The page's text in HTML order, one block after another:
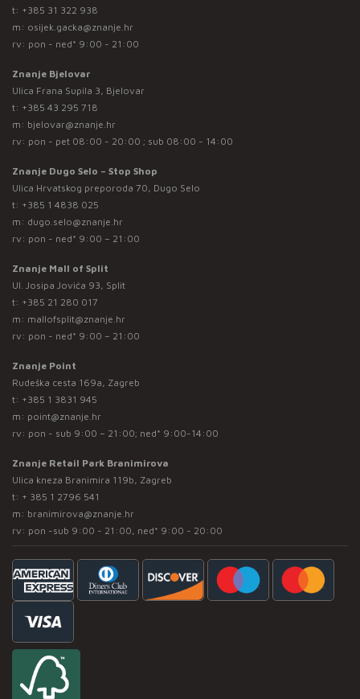
t: +385 31 322 938
m: osijek.gacka@znanje.hr
rv: pon - ned* 9:00 - 21:00
Znanje Bjelovar
Ulica Frana Supila 3, Bjelovar
t: +385 43 295 718
m: bjelovar@znanje.hr
rv: pon - pet 08:00 - 20:00 ; sub 08:00 - 14:00
Znanje Dugo Selo – Stop Shop
Ulica Hrvatskog preporoda 70, Dugo Selo
t: +385 1 4838 025
m: dugo.selo@znanje.hr
rv: pon - ned* 9:00 – 21:00
Znanje Mall of Split
Ul. Josipa Jovića 93, Split
t: +385 21 280 017
m: mallofsplit@znanje.hr
rv: pon - ned* 9:00 – 21:00
Znanje Point
Rudeška cesta 169a, Zagreb
t: +385 1 3831 945
m: point@znanje.hr
rv: pon - sub 9:00 – 21:00; ned* 9:00-14:00
Znanje Retail Park Branimirova
Ulica kneza Branimira 119b, Zagreb
t: + 385 1 2796 541
m: branimirova@znanje.hr
rv: pon -sub 9:00 - 21:00, ned* 9:00 - 20:00